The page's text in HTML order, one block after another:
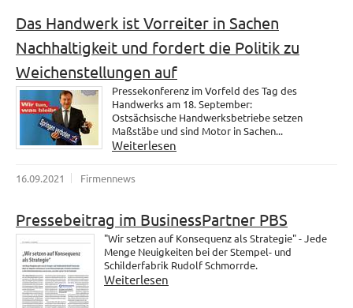
Das Handwerk ist Vorreiter in Sachen
Nachhaltigkeit und fordert die Politik zu
Weichenstellungen auf
Pressekonferenz im Vorfeld des Tag des
Handwerks am 18. September:
Ostsächsische Handwerksbetriebe setzen
Maßstäbe und sind Motor in Sachen...
Weiterlesen
16.09.2021 Firmennews
Pressebeitrag im BusinessPartner PBS
"Wir setzen auf Konsequenz als Strategie" - Jede
Menge Neuigkeiten bei der Stempel- und
Schilderfabrik Rudolf Schmorrde.
Weiterlesen